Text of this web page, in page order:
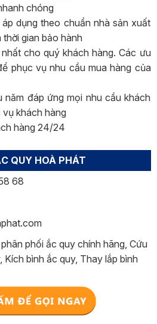
chóng
dụng theo chuẩn nhà sản xuất
gian bảo hành
cho quý khách hàng. Các ưu
phục vụ nhu cầu mua hàng của
đáp ứng mọi nhu cầu khách
khách hàng
hàng 24/24
QUY HOÀ PHÁT
68
phối ắc quy chính hãng, Cứu
Kích bình ắc quy, Thay lắp bình